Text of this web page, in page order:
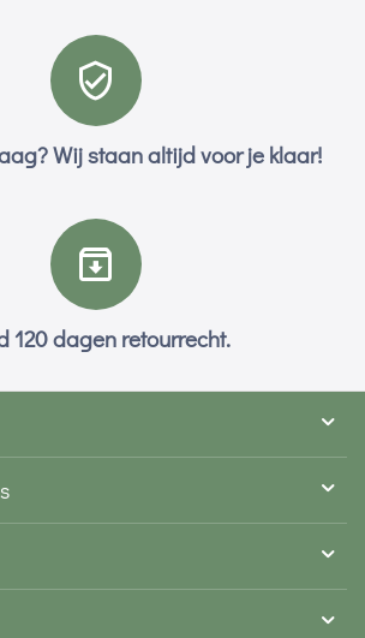
Wij staan altijd voor je klaar!
120 dagen retourrecht.